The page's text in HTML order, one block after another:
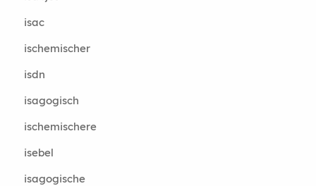
isac
ischemischer
isdn
isagogisch
ischemischere
isebel
isagogische